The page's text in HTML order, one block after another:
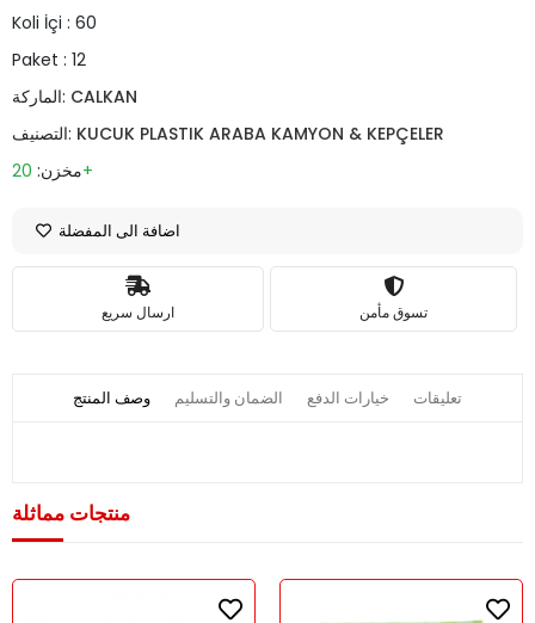
Koli İçi : 60
Paket : 12
الماركة: CALKAN
التصنيف: KUCUK PLASTIK ARABA KAMYON & KEPÇELER
مخزن:20+
اضافة الى المفضلة
ارسال سريع تسوق مأمن
وصف المنتج الضمان والتسليم خيارات الدفع تعليقات
منتجات مماثلة